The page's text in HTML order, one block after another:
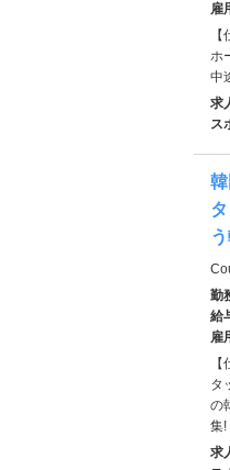
雇
ホ
中
求
ス
勤
給
雇
タ
の
集
求